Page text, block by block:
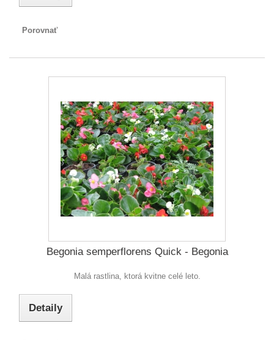
Porovnať
Begonia semperflorens Quick - Begonia
Malá rastlina, ktorá kvitne celé leto.
Detaily